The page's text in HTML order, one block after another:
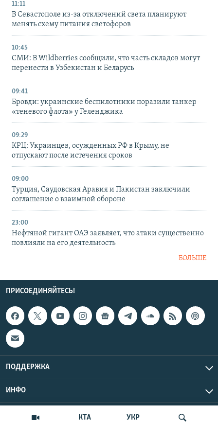
КТА УКР
11:11
В Севастополе из-за отключений света планируют
менять схему питания светофоров
10:45
СМИ: В Wildberries сообщили, что часть складов могут
перенести в Узбекистан и Беларусь
09:41
Бровди: украинские беспилотники поразили танкер
«теневого флота» у Геленджика
09:29
КРЦ: Украинцев, осужденных РФ в Крыму, не
отпускают после истечения сроков
09:00
Турция, Саудовская Аравия и Пакистан заключили
соглашение о взаимной обороне
23:00
Нефтяной гигант ОАЭ заявляет, что атаки существенно
повлияли на его деятельность
БОЛЬШЕ
ПРИСОЕДИНЯЙТЕСЬ!
ПОДДЕРЖКА
ИНФО
Copyright Крым.Реалии, 2026 | Все права защищены.
UTC+3